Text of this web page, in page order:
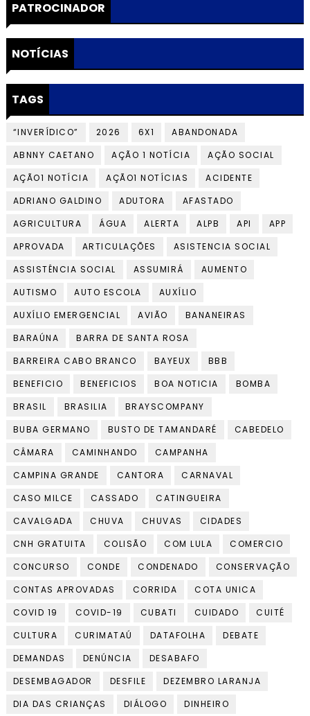
PATROCINADOR
NOTÍCIAS
TAGS
“INVERÍDICO” 2026 6X1
ABANDONADA
ABNNY CAETANO
AÇÃO 1 NOTÍCIA
AÇÃO SOCIAL
AÇÃO1 NOTÍCIA
AÇÃO1 NOTÍCIAS
ACIDENTE
ADRIANO GALDINO
ADUTORA
AFASTADO
AGRICULTURA
ÁGUA ALERTA ALPB API
APP
APROVADA
ARTICULAÇÕES
ASISTENCIA SOCIAL
ASSISTÊNCIA SOCIAL
ASSUMIRÁ
AUMENTO
AUTISMO
AUTO ESCOLA
AUXÍLIO
AUXÍLIO EMERGENCIAL
AVIÃO
BANANEIRAS
BARAÚNA
BARRA DE SANTA ROSA
BARREIRA CABO BRANCO
BAYEUX
BBB
BENEFICIO
BENEFICIOS BOA NOTICIA
BOMBA
BRASIL
BRASILIA
BRAYSCOMPANY
BUBA GERMANO
BUSTO DE TAMANDARÉ
CABEDELO
CÂMARA
CAMINHANDO
CAMPANHA
CAMPINA GRANDE
CANTORA
CARNAVAL
CASO MILCE
CASSADO
CATINGUEIRA
CAVALGADA
CHUVA CHUVAS
CIDADES
CNH GRATUITA
COLISÃO COM LULA
COMERCIO
CONCURSO
CONDE CONDENADO
CONSERVAÇÃO
CONTAS APROVADAS
CORRIDA
COTA UNICA
COVID 19
COVID-19 CUBATI CUIDADO
CUITÉ
CULTURA
CURIMATAÚ DATAFOLHA
DEBATE
DEMANDAS
DENÚNCIA
DESABAFO
DESEMBAGADOR
DESFILE
DEZEMBRO LARANJA
DIA DAS CRIANÇAS
DIÁLOGO
DINHEIRO